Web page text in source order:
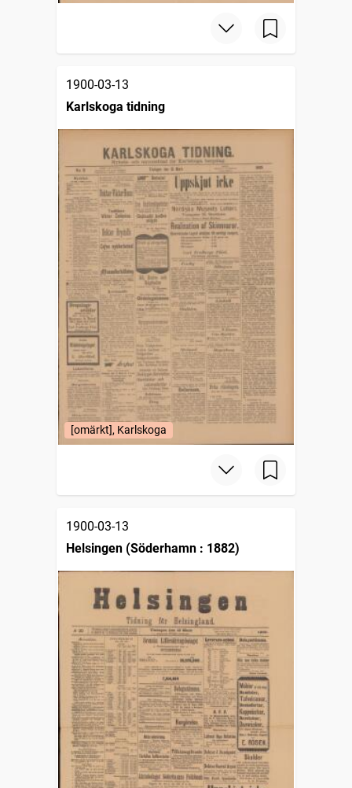
1900-03-13
Karlskoga tidning
[omärkt], Karlskoga
1900-03-13
Helsingen (Söderhamn : 1882)